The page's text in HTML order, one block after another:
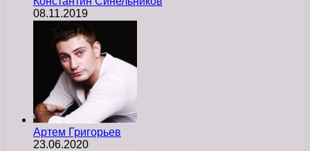
08.11.2019
Артем Григорьев
23.06.2020